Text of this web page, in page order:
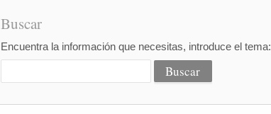
Buscar
Encuentra la información que necesitas, introduce el tema: